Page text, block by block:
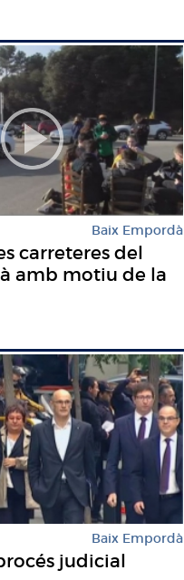
Baix Empordà
carreteres del
amb motiu de la
Baix Empordà
judicial